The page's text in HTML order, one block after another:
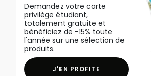
Demandez votre carte
privilège étudiant,
totalement gratuite et
bénéficiez de -15% toute
l'année sur une sélection de
produits.
J'EN PROFITE